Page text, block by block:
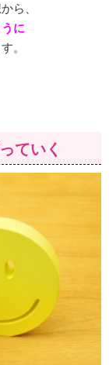
ら、
に
。
ていく